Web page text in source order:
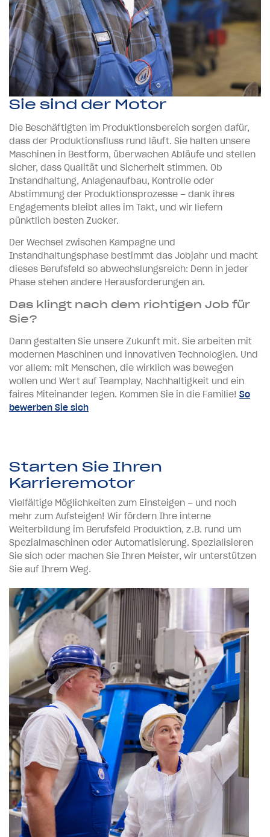
Sie sind der Motor
Die Beschäftigten im Produktionsbereich sorgen dafür,
dass der Produktionsfluss rund läuft. Sie halten unsere
Maschinen in Bestform, überwachen Abläufe und stellen
sicher, dass Qualität und Sicherheit stimmen. Ob
Instandhaltung, Anlagenaufbau, Kontrolle oder
Abstimmung der Produktionsprozesse – dank ihres
Engagements bleibt alles im Takt, und wir liefern
pünktlich besten Zucker.
Der Wechsel zwischen Kampagne und
Instandhaltungsphase bestimmt das Jobjahr und macht
dieses Berufsfeld so abwechslungsreich: Denn in jeder
Phase stehen andere Herausforderungen an.
Das klingt nach dem richtigen Job für
Sie?
Dann gestalten Sie unsere Zukunft mit. Sie arbeiten mit
modernen Maschinen und innovativen Technologien. Und
vor allem: mit Menschen, die wirklich was bewegen
wollen und Wert auf Teamplay, Nachhaltigkeit und ein
faires Miteinander legen. Kommen Sie in die Familie! So
bewerben Sie sich
Starten Sie Ihren
Karrieremotor
Vielfältige Möglichkeiten zum Einsteigen – und noch
mehr zum Aufsteigen! Wir fördern Ihre interne
Weiterbildung im Berufsfeld Produktion, z.B. rund um
Spezialmaschinen oder Automatisierung. Spezialisieren
Sie sich oder machen Sie Ihren Meister, wir unterstützen
Sie auf Ihrem Weg.